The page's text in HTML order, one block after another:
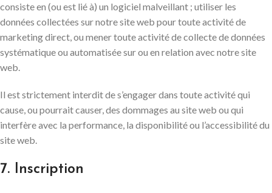
consiste en (ou est lié à) un logiciel malveillant ; utiliser les
données collectées sur notre site web pour toute activité de
marketing direct, ou mener toute activité de collecte de données
systématique ou automatisée sur ou en relation avec notre site
web.
Il est strictement interdit de s’engager dans toute activité qui
cause, ou pourrait causer, des dommages au site web ou qui
interfère avec la performance, la disponibilité ou l’accessibilité du
site web.
7. Inscription